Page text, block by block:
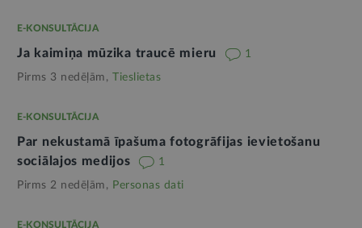
E-KONSULTĀCIJA
Ja kaimiņa mūzika traucē mieru 1
Pirms 3 nedēļām, Tieslietas
E-KONSULTĀCIJA
Par nekustamā īpašuma fotogrāfijas ievietošanu
sociālajos medijos
1
Pirms 2 nedēļām, Personas dati
E-KONSULTĀCIJA